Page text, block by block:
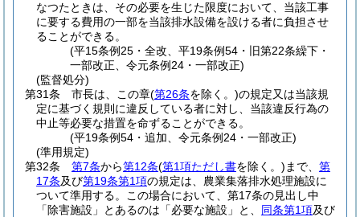
なつたときは、その必要を生じた限度において、当該工事
に要する費用の一部を当該排水設備を設ける者に負担させ
ることができる。
(平15条例25・全改、平19条例54・旧第22条繰下・
一部改正、令元条例24・一部改正)
(監督処分)
第31条
市長は、この章(第26条を除く。)の規定又は当該規
定に基づく規則に違反している者に対し、当該違反行為の
中止等必要な措置を命ずることができる。
(平19条例54・追加、令元条例24・一部改正)
(準用規定)
第32条
第7条から第12条(第1項ただし書を除く。) まで、 第
17条及び第19条第1項の規定は、農業集落排水処理施設に
ついて準用する。
この場合において、第17条の見出し中
「除害施設」とあるのは「必要な施設」と、 同条第1項及び